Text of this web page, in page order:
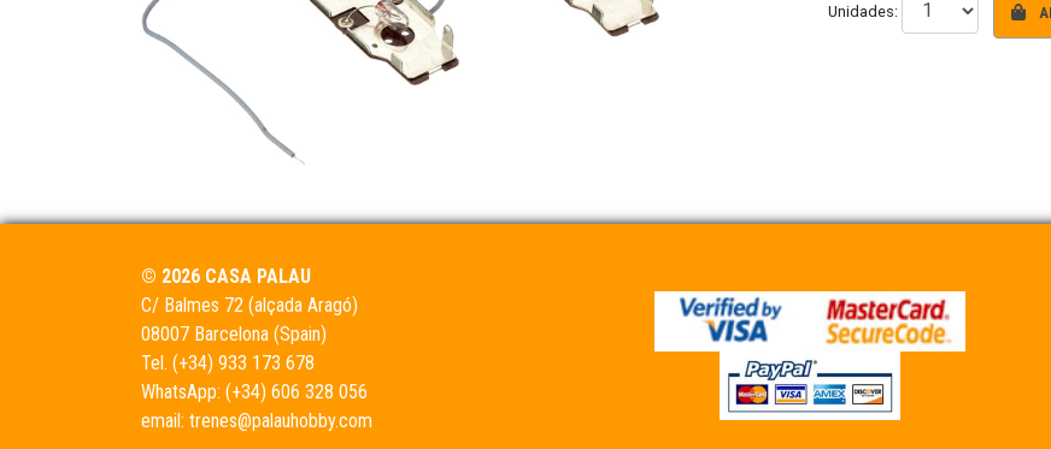
Unidades:
© 2026 CASA PALAU
C/ Balmes 72 (alçada Aragó)
08007 Barcelona (Spain)
Tel. (+34) 933 173 678
WhatsApp: (+34) 606 328 056
email: trenes@palauhobby.com